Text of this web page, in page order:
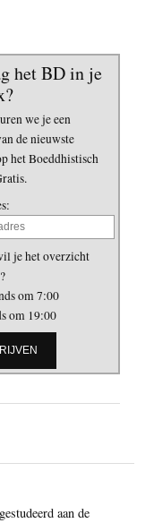
het BD in je
we je een
de nieuwste
het Boeddhistisch
je het overzicht
om 7:00
om 19:00
aan de